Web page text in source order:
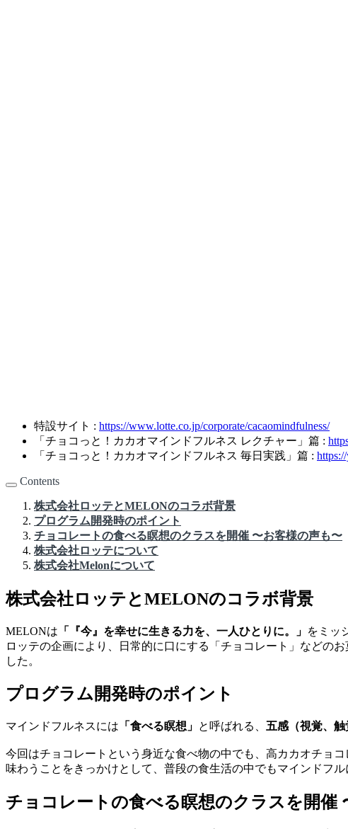
特設サイト : https://www.lotte.co.jp/corporate/cacaomindfulness/
「チョコっと！カカオマインドフルネス レクチャー」篇 :
「チョコっと！カカオマインドフルネス 毎日実践」篇 :
Contents
株式会社ロッテとMELONのコラボ背景
プログラム開発時のポイント
チョコレートの食べる瞑想のクラスを開催 〜お客様の声も〜
株式会社ロッテについて
株式会社Melonについて
株式会社ロッテとMELONのコラボ背景
MELONは 「『今』を幸せに生きる力を、一人ひとりに。」 をミッ
ロッテの企画により、日常的に口にする「チョコレート」などの
した。
プログラム開発時のポイント
マインドフルネスには 「食べる瞑想」 と呼ばれる、 五感（視覚、触
今回はチョコレートという身近な食べ物の中でも、高カカオチョ
味わうことをきっかけとして、普段の食生活の中でもマインドフ
チョコレートの食べる瞑想のクラスを開催